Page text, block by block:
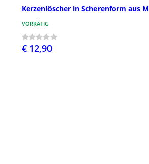
Kerzenlöscher in Scherenform aus
VORRÄTIG
€ 12,90